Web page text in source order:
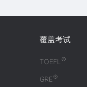
覆盖考试
TOEFL®
GRE®